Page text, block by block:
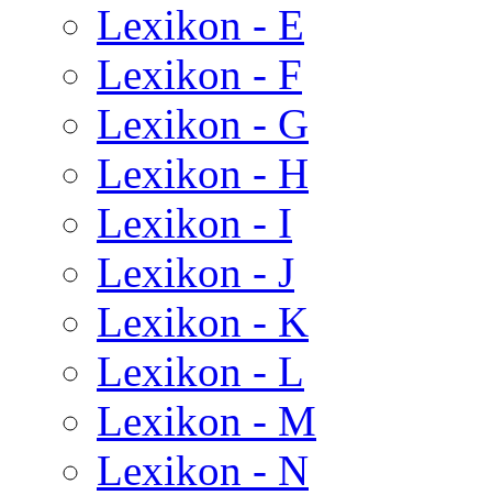
Lexikon - E
Lexikon - F
Lexikon - G
Lexikon - H
Lexikon - I
Lexikon - J
Lexikon - K
Lexikon - L
Lexikon - M
Lexikon - N